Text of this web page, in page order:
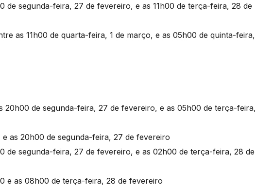
de segunda-feira, 27 de fevereiro, e as 11h00 de terça-feira, 28 de
as 11h00 de quarta-feira, 1 de março, e as 05h00 de quinta-feira,
20h00 de segunda-feira, 27 de fevereiro, e as 05h00 de terça-feira,
e as 20h00 de segunda-feira, 27 de fevereiro
de segunda-feira, 27 de fevereiro, e as 02h00 de terça-feira, 28 de
e as 08h00 de terça-feira, 28 de fevereiro